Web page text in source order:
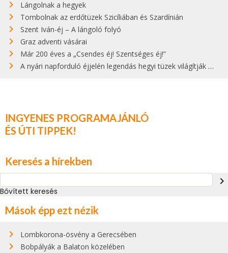
Lángolnak a hegyek
Tombolnak az erdőtüzek Szicíliában és Szardínián
Szent Iván-éj – A lángoló folyó
Graz adventi vásárai
Már 200 éves a „Csendes éj! Szentséges éj!”
A nyári napforduló éjjelén legendás hegyi tüzek világítják meg Zugspitzét
INGYENES PROGRAMAJÁNLÓ
ÉS ÚTI TIPPEK!
Keresés a hírekben
navigate_next
Bővített keresés
Mások épp ezt nézik
Lombkorona-ösvény a Gerecsében
Bobpályák a Balaton közelében